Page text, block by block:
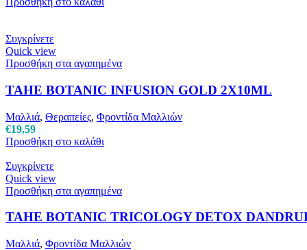
Συγκρίνετε
Quick view
Προσθήκη στα αγαπημένα
TAHE BOTANIC INFUSION GOLD 2X10ML
Μαλλιά, Θεραπείες, Φροντίδα Μαλλιών
€19,59
Προσθήκη στο καλάθι
Συγκρίνετε
Quick view
Προσθήκη στα αγαπημένα
TAHE BOTANIC TRICOLOGY DETOX
Μαλλιά, Φροντίδα Μαλλιών